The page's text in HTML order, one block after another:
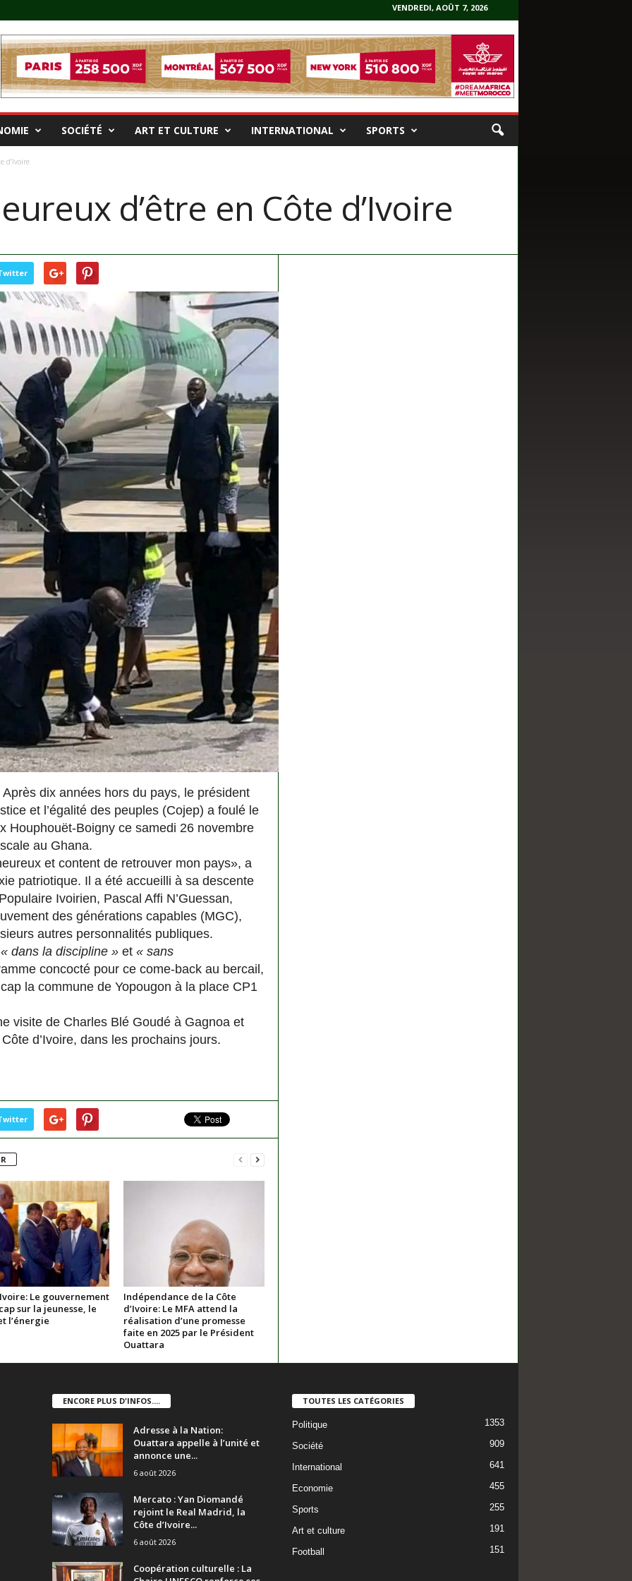
VENDREDI, AOÛT 7, 2026
SOCIÉTÉ ART ET CULTURE INTERNATIONAL SPORTS
d’Ivoire
d’être en Côte d’Ivoire
dix années hors du pays, le président
et l’égalité des peuples (Cojep) a foulé le
Houphouët-Boigny ce samedi 26 novembre
au Ghana.
et content de retrouver mon pays», a
patriotique. Il a été accueilli à sa descente
Ivoirien, Pascal Affi N’Guessan,
des générations capables (MGC),
autres personnalités publiques.
« dans la discipline »et « sans
concocté pour ce come-back au bercail,
la commune de Yopougon à la place CP1
visite de Charles Blé Goudé à Gagnoa et
d’Ivoire, dans les prochains jours.
Le gouvernement
sur la jeunesse, le
l’énergie
Indépendance de la Côte
d’Ivoire: Le MFA attend la
réalisation d’une promesse
faite en 2025 par le Président
Ouattara
ENCORE PLUS D'INFOS....
Adresse à la Nation:
Ouattara appelle à l’unité et
annonce une...
6 août 2026
Mercato : Yan Diomandé
rejoint le Real Madrid, la
Côte d’Ivoire...
6 août 2026
Coopération culturelle : La
TOUTES LES CATÉGORIES
Politique 1353
Société 909
International 641
Economie 455
Sports 255
Art et culture 191
Football 151